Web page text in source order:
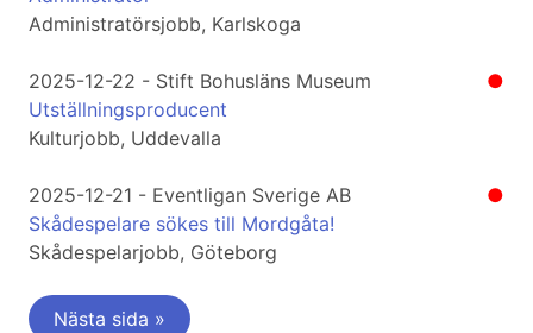
Administratörsjobb, Karlskoga
●
2025-12-22 - Stift Bohusläns Museum
Utställningsproducent
Kulturjobb, Uddevalla
●
2025-12-21 - Eventligan Sverige AB
Skådespelare sökes till Mordgåta!
Skådespelarjobb, Göteborg
Nästa sida »